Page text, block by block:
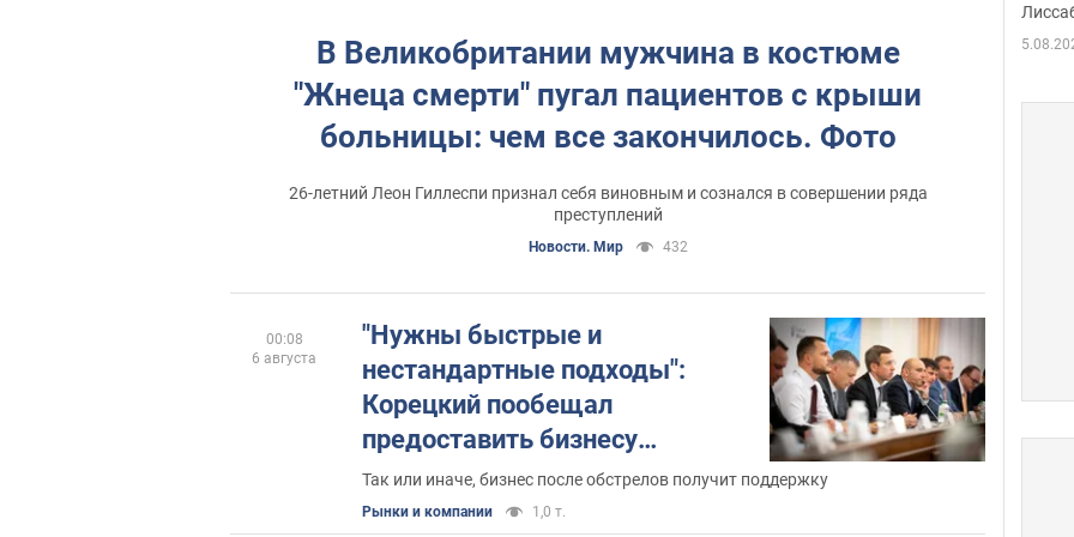
В Великобритании мужчина в костюме
"Жнеца смерти" пугал пациентов с крыши
больницы: чем все закончилось. Фото
26-летний Леон Гиллеспи признал себя виновным и сознался в совершении ряда
преступлений
Новости. Мир 432
"Нужны быстрые и
нестандартные подходы":
Корецкий пообещал
предоставить бизнесу
приоритетный доступ к
имеющимся складским
Так или иначе, бизнес после обстрелов получит поддержку
Рынки и компании 1,0 т.
00:08
6 августа